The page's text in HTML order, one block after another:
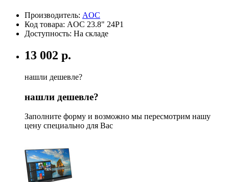
Производитель: AOC
Код товара: AOC 23.8" 24P1
Доступность: На складе
13 002 р.
нашли дешевле?
нашли дешевле?
Заполните форму и возможно мы пересмотрим нашу
цену специально для Вас